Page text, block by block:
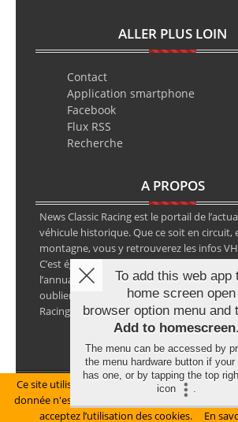
ALLER PLUS LOIN
Contact
Application smartphone
Facebook
Flux RSS
Recherche
A PROPOS
News Classic Racing est le portail de
véhicule historique. Que ce soit en circuit,
montagne, vous y retrouverez les infos
C’est également le calendrier des épreuves
l’annuaire des spécialistes de la voiture
oublier les petites annonces avec notre
Racing Annonces.
Mentions légales
© Copyright 2026 NewsClassicRacing,
Ce site utilise des cookies pour le bon
donnée n'est collectée à ce titre. En
acceptez l’utilisation des cookies.
En
To add this web app
home screen
browser option menu and
Add to homescreen.
The menu can be accessed by
the menu hardware button if your
has one, or by tapping the top
icon
.